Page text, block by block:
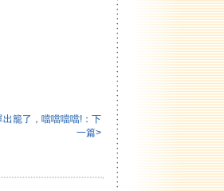
籠了，噹噹噹噹!：下
一篇>